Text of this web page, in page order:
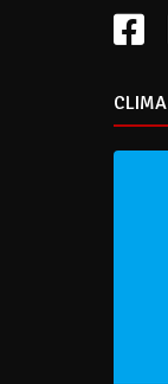
CLIMA